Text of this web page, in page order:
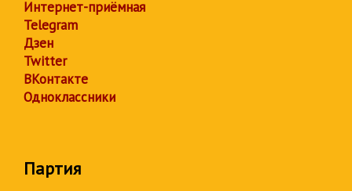
Интернет-приёмная
Telegram
Дзен
Twitter
ВКонтакте
Одноклассники
Партия